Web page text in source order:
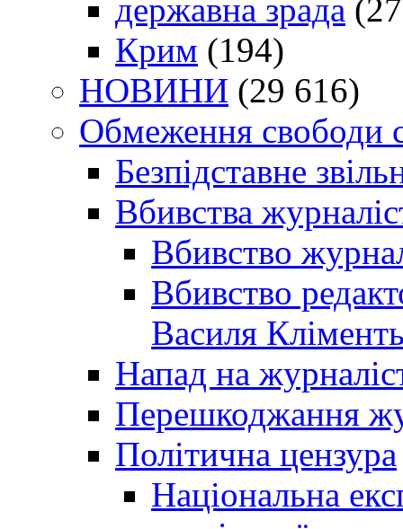
державна зрада
Крим (194)
НОВИНИ (29 616)
Обмеження свободи
Безпідставне
Вбивства
Вбивство
Вбивство
Василя
Напад на
Перешкоджання
Політична цензура
Національна